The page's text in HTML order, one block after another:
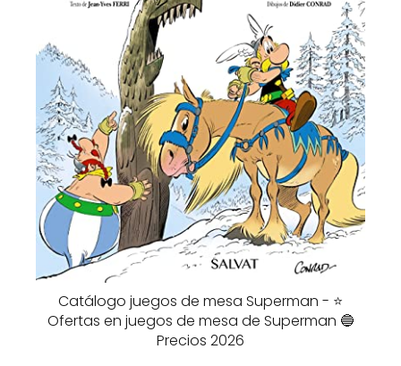
Catálogo juegos de mesa Superman - ⭐️
Ofertas en juegos de mesa de Superman 🔵
Precios 2026